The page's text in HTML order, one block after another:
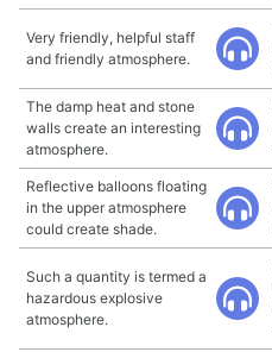
Very friendly, helpful staff
and friendly atmosphere.
The damp heat and stone
walls create an interesting
atmosphere.
Reflective balloons floating
in the upper atmosphere
could create shade.
Such a quantity is termed a
hazardous explosive
atmosphere.